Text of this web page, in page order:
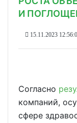
И
15.11.2023
Согласно
компаний,
сфере